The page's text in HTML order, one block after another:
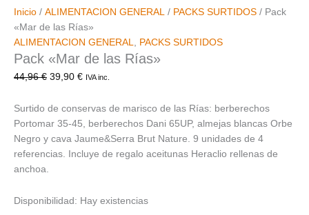
Inicio / ALIMENTACION GENERAL / PACKS SURTIDOS / Pack
«Mar de las Rías»
ALIMENTACION GENERAL, PACKS SURTIDOS
Pack «Mar de las Rías»
44,96€ 39,90 € IVA inc.
Surtido de conservas de marisco de las Rías: berberechos
Portomar 35-45, berberechos Dani 65UP, almejas blancas Orbe
Negro y cava Jaume&Serra Brut Nature. 9 unidades de 4
referencias. Incluye de regalo aceitunas Heraclio rellenas de
anchoa.
Disponibilidad: Hay existencias